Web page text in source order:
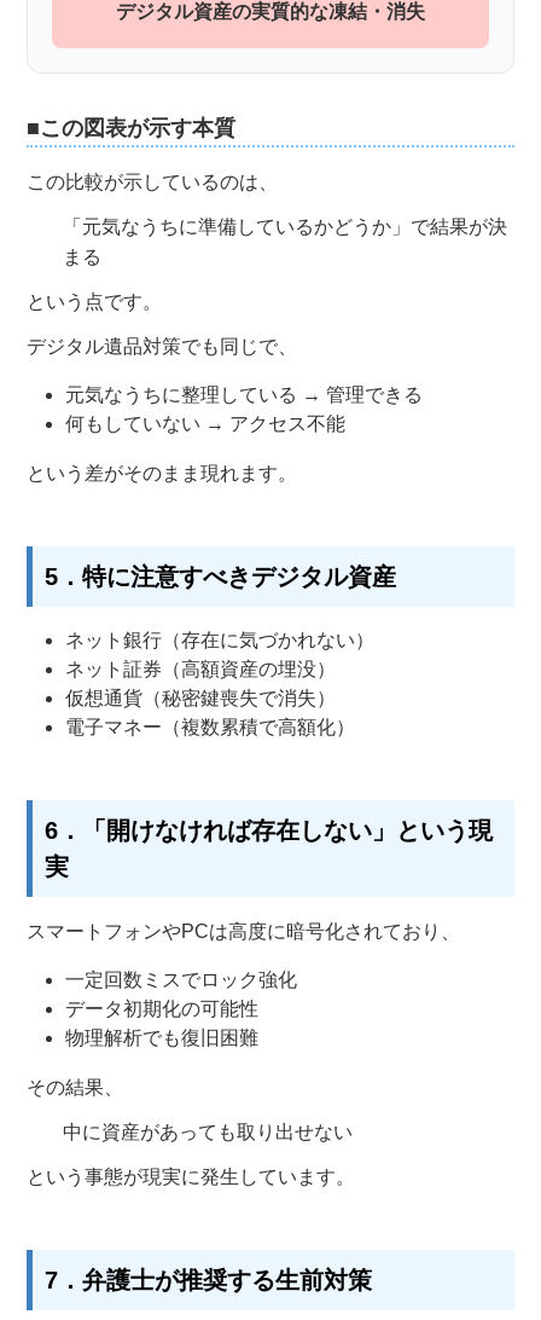
デジタル資産の実質的な凍結・消失
■この図表が示す本質
この比較が示しているのは、
「元気なうちに準備しているかどうか」で結果が決
まる
という点です。
デジタル遺品対策でも同じで、
元気なうちに整理している → 管理できる
何もしていない → アクセス不能
という差がそのまま現れます。
5．特に注意すべきデジタル資産
ネット銀行（存在に気づかれない）
ネット証券（高額資産の埋没）
仮想通貨（秘密鍵喪失で消失）
電子マネー（複数累積で高額化）
6．「開けなければ存在しない」という現
実
スマートフォンやPCは高度に暗号化されており、
一定回数ミスでロック強化
データ初期化の可能性
物理解析でも復旧困難
その結果、
中に資産があっても取り出せない
という事態が現実に発生しています。
7．弁護士が推奨する生前対策